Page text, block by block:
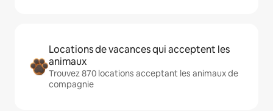
Locations de vacances qui acceptent les
animaux
Trouvez 870 locations acceptant les animaux de
compagnie